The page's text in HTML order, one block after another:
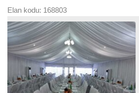
Elan kodu: 168803